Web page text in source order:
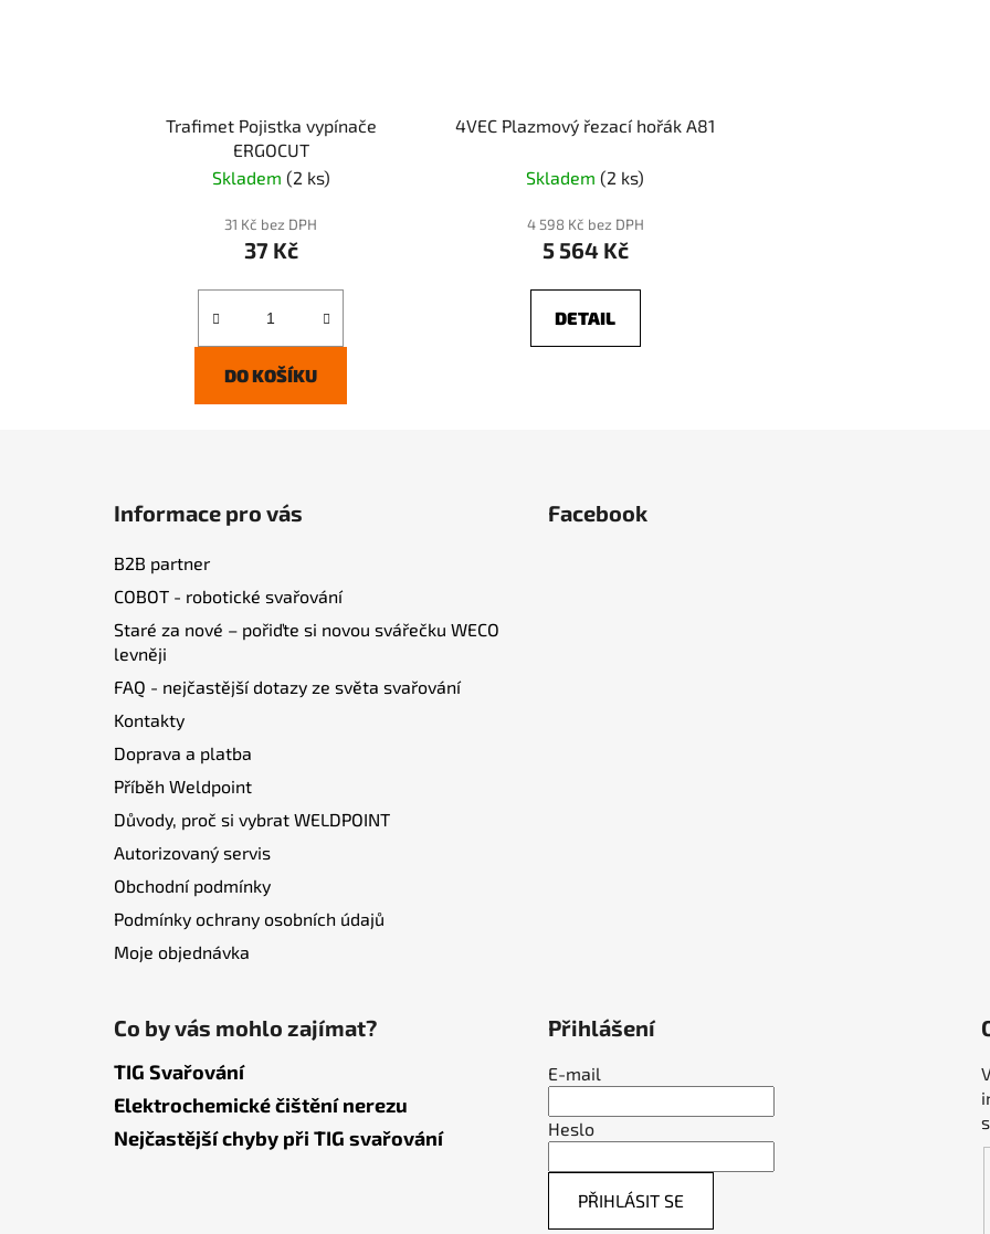
Trafimet Pojistka vypínače
ERGOCUT
Skladem (2 ks)
31 Kč bez DPH
37 Kč
DO KOŠÍKU
4VEC Plazmový řezací hořák A81
Skladem(2 ks)
4 598 Kč bez DPH
5 564 Kč
DETAIL
Informace pro vás
B2B partner
COBOT - robotické svařování
Staré za nové – pořiďte si novou svářečku WECO
levněji
FAQ - nejčastější dotazy ze světa svařování
Kontakty
Doprava a platba
Příběh Weldpoint
Důvody, proč si vybrat WELDPOINT
Autorizovaný servis
Obchodní podmínky
Podmínky ochrany osobních údajů
Moje objednávka
Facebook
Co by vás mohlo zajímat?
TIG Svařování
Elektrochemické čištění nerezu
Nejčastější chyby při TIG svařování
Přihlášení
E-mail
Heslo
PŘIHLÁSIT SE